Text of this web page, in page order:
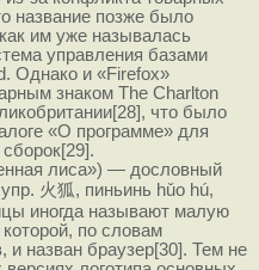
название позже было
им уже называлась
управления базами
Однако и «Firefox»
знаком The Charlton
что было
«О программе» для
лиса») — дословный
火狐, пиньинь hǔo hú,
иногда называют малую
по словам
и назван браузер[30]. Тем не